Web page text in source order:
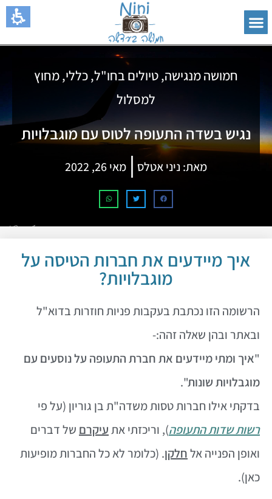
חמושה מנגישה,טיולים בחו"ל,כללי,מחוץ
למסלול
נגיש בשדה התעופה לטוס עם מוגבלויות
מאת:ניני אטלס מאי 26, 2022
איך מיידעים את חברות הטיסה על
מוגבלויות?
הרשומה הזו נכתבת בעקבות פניות חוזרות בדוא"ל
ובאתר ובהן שאלה זהה:-
"איך ומתי מיידעים את חברת התעופה על נוסעים עם
מוגבלויות שונות".
בדקתי אילו חברות טסות משדה"ת בן גוריון (על פי
רשות שדות התעופה), וריכזתי אתעיקרם של דברים
ואופן הפנייה אלחלקן. (כלומר לא כל החברות מופיעות
כאן).